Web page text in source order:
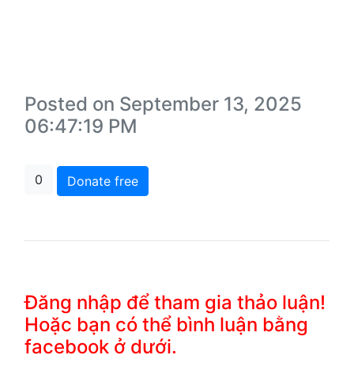
Posted on September 13, 2025
06:47:19 PM
0 Donate free
Đăng nhập để tham gia thảo luận!
Hoặc bạn có thể bình luận bằng
facebook ở dưới.